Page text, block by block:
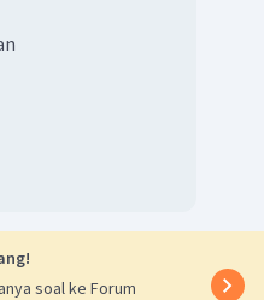
soal ke Forum